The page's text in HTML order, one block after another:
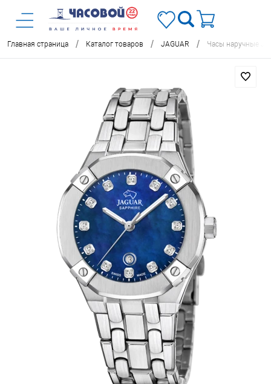
Главная страница / Каталог товаров / JAGUAR / Часы наручные